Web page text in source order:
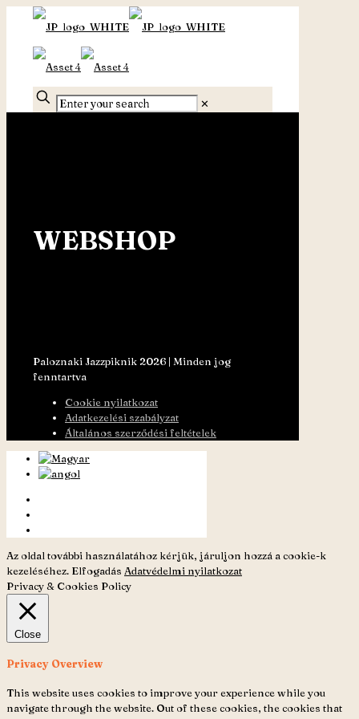
✕
WEBSHOP
Paloznaki Jazzpiknik 2026 | Minden jog
fenntartva
Cookie nyilatkozat
Adatkezelési szabályzat
Általános szerződési feltételek
Az oldal további használatához kérjük, járuljon hozzá a cookie-k
kezeléséhez. Elfogadás Adatvédelmi nyilatkozat
Privacy & Cookies Policy
Close
Privacy Overview
This website uses cookies to improve your experience while you
navigate through the website. Out of these cookies, the cookies that